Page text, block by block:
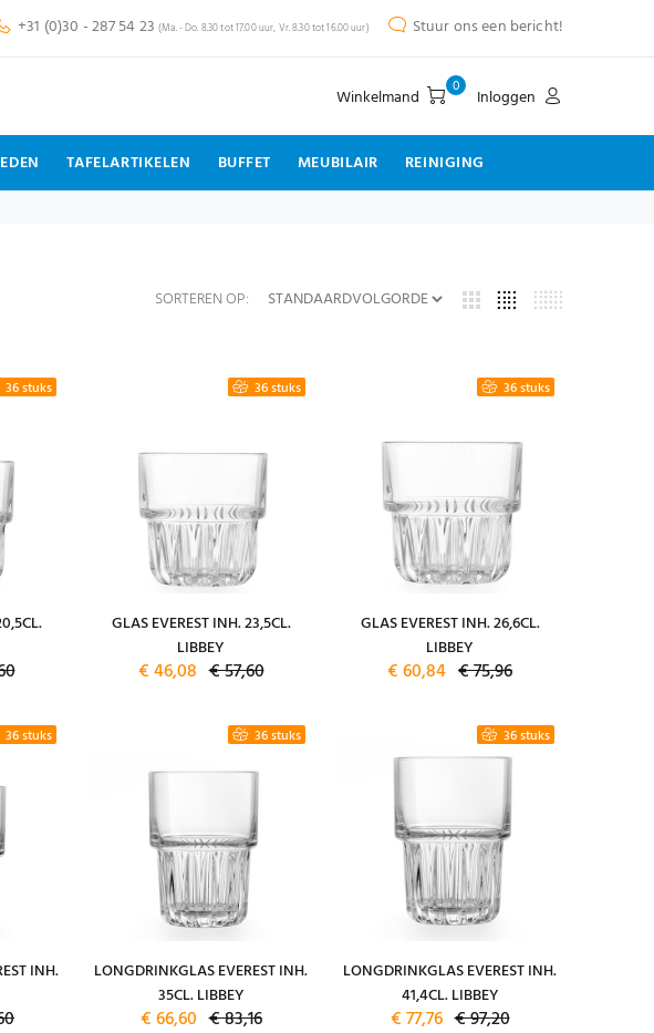
+31 (0)30 - 287 54 23 (Ma. - Do. 8.30 tot 17.00 uur, Vr. 8.30 tot 16.00 uur) Stuur ons een bericht!
Winkelmand 0 Inloggen
TAFELARTIKELEN BUFFET MEUBILAIR REINIGING
SORTEREN OP:
36 stuks 36 stuks
GLAS EVEREST INH. 23,5CL.
LIBBEY
€ 46,08 € 57,60
36 stuks
GLAS EVEREST INH. 26,6CL.
LIBBEY
€ 60,84 € 75,96
36 stuks
INH.
36 stuks
LONGDRINKGLAS EVEREST INH.
35CL. LIBBEY
€ 66,60 € 83,16
36 stuks
LONGDRINKGLAS EVEREST INH.
41,4CL. LIBBEY
€ 77,76 € 97,20